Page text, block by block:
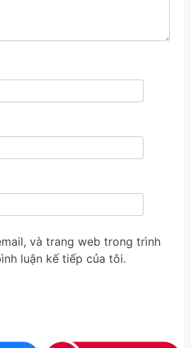
và trang web trong trình
luận kế tiếp của tôi.